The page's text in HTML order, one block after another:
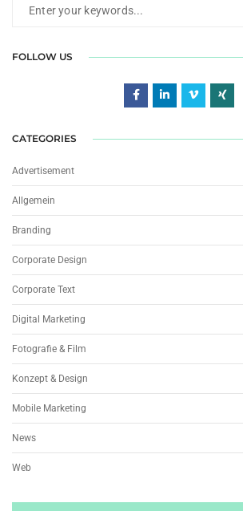
FOLLOW US
CATEGORIES
Advertisement
Allgemein
Branding
Corporate Design
Corporate Text
Digital Marketing
Fotografie & Film
Konzept & Design
Mobile Marketing
News
Web